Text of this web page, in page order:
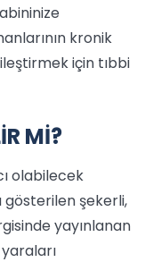
kronik
için tıbbi
Mİ?
olabilecek
şekerli,
yayınlanan